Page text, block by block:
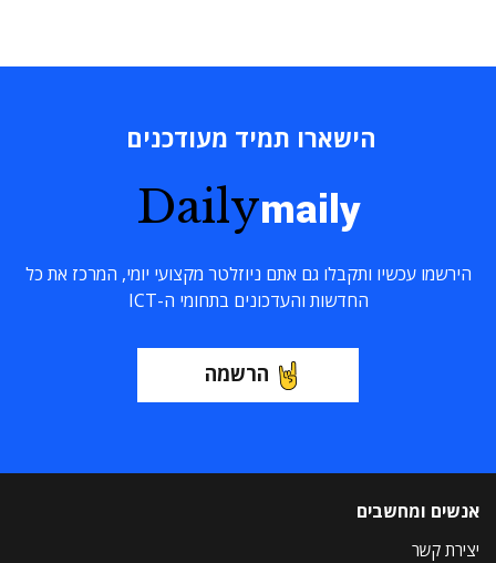
הישארו תמיד מעודכנים
Dailymaily
הירשמו עכשיו ותקבלו גם אתם ניוזלטר מקצועי יומי, המרכז את כל
החדשות והעדכונים בתחומי ה-ICT
הרשמה
אנשים ומחשבים
יצירת קשר